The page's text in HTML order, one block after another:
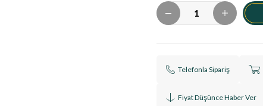
Telefonla Sipariş
Fiyat Düşünce Haber Ver